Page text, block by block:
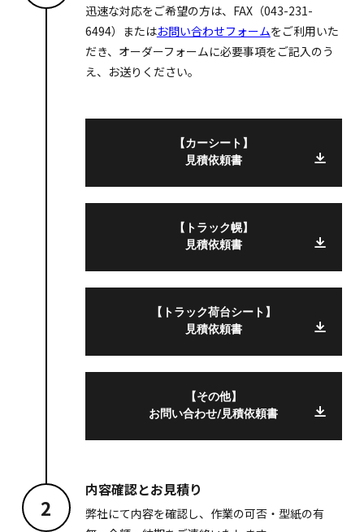
迅速な対応をご希望の方は、FAX（043-231-
6494）またはお問い合わせフォームをご利用いた
だき、オーダーフォームに必要事項をご記入のう
え、お送りください。
【カーシート】
見積依頼書
【トラック幌】
見積依頼書
【トラック荷台シート】
見積依頼書
【その他】
お問い合わせ/見積依頼書
2
内容確認とお見積り
弊社にて内容を確認し、作業の可否・型紙の有